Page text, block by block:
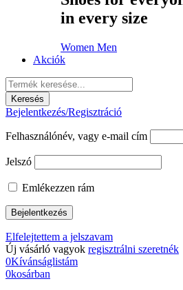
in every size
Women Men
Akciók
Bejelentkezés/Regisztráció
Felhasználónév, vagy e-mail cím
Jelszó
Emlékezzen rám
Elfelejtettem a jelszavam
Új vásárló vagyok regisztrálni szeretnék
0Kívánságlistám
0kosárban